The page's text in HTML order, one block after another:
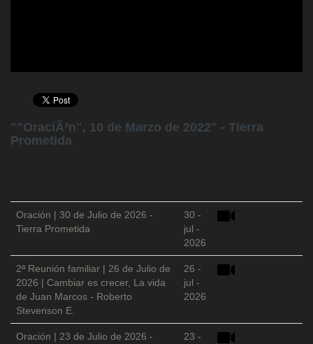
""OraciÃ³n", 10 de Marzo de 2022" - Tierra
Prometida
Oración | 30 de Julio de 2026 -
Tierra Prometida
30 -
jul -
2026
2ª Reunión familiar | 26 de Julio de
2026 | Cambiar es crecer, La vida
de Juan Marcos - Roberto
Stevenson E.
26 -
jul -
2026
Oración | 23 de Julio de 2026 -
23 -